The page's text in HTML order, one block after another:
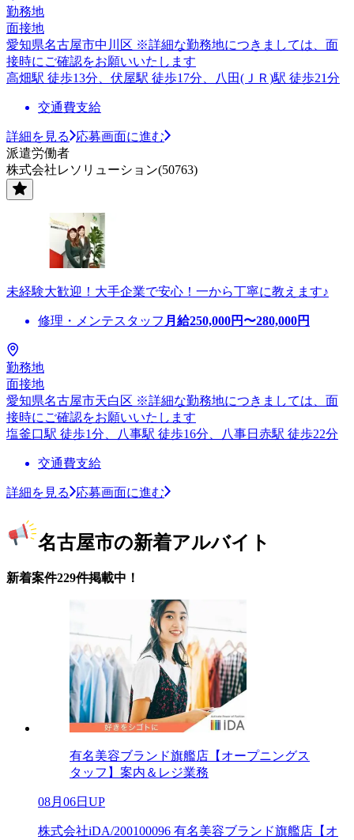
勤務地
面接地
愛知県名古屋市中川区 ※詳細な勤務地につきましては、面
接時にご確認をお願いいたします
高畑駅 徒歩13分、伏屋駅 徒歩17分、八田(ＪＲ)駅 徒歩21分
交通費支給
詳細を見る
応募画面に進む
派遣労働者
株式会社レソリューション(50763)
未経験大歓迎！大手企業で安心！一から丁寧に教えます♪
修理・メンテスタッフ 月給250,000円〜280,000円
勤務地
面接地
愛知県名古屋市天白区 ※詳細な勤務地につきましては、面
接時にご確認をお願いいたします
塩釜口駅 徒歩1分、八事駅 徒歩16分、八事日赤駅 徒歩22分
交通費支給
詳細を見る 応募画面に進む
名古屋市の新着アルバイト
新着案件229件掲載中！
有名美容ブランド旗艦店【オープニングス
タッフ】案内＆レジ業務
08月06日UP
株式会社iDA/200100096 有名美容ブランド旗艦店【オ